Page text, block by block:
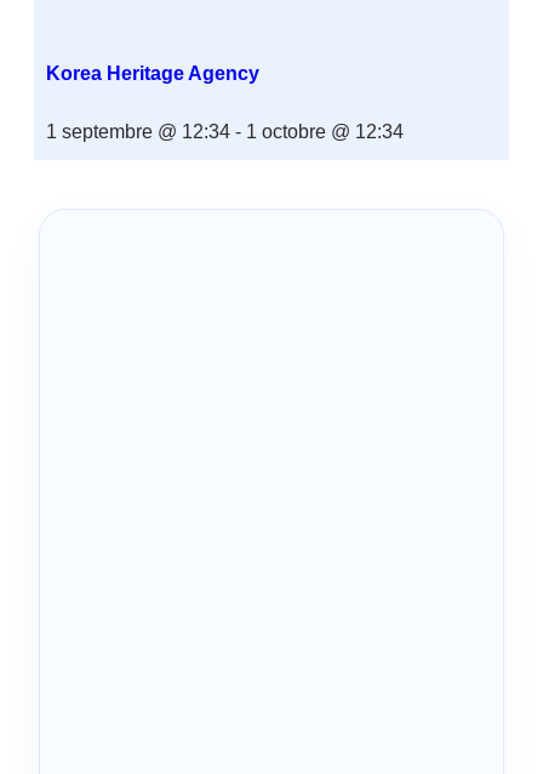
Korea Heritage Agency
1 septembre @ 12:34 - 1 octobre @ 12:34